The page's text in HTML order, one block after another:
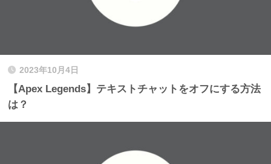
2023年10月4日
【Apex Legends】テキストチャットをオフにする方法
は？